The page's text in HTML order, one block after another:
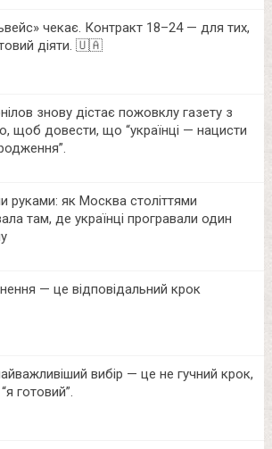
чекає. Контракт 18–24 — для тих,
діяти. 🇺🇦
знову дістає пожовклу газету з
щоб довести, що “українці — нацисти
руками: як Москва століттями
там, де українці програвали один
— це відповідальний крок
вибір — це не гучний крок,
готовий”.